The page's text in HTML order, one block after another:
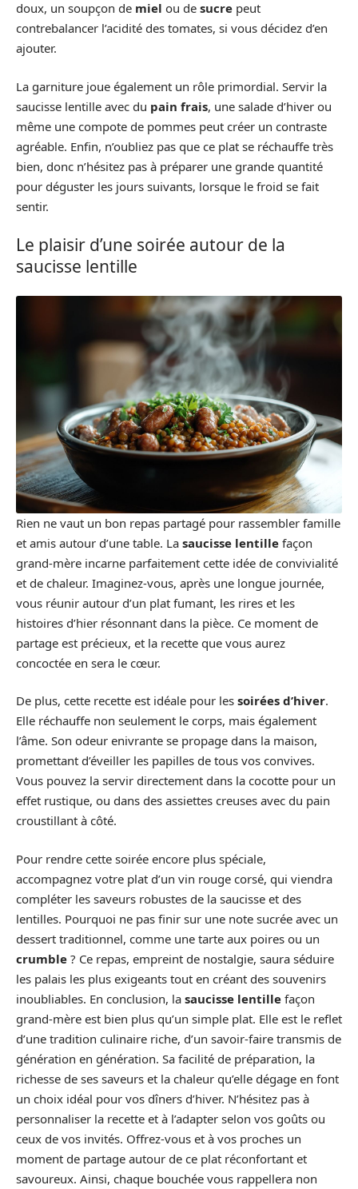
doux, un soupçon de miel ou de sucre peut
contrebalancer l’acidité des tomates, si vous décidez d’en
ajouter.
La garniture joue également un rôle primordial. Servir la
saucisse lentille avec du pain frais, une salade d’hiver ou
même une compote de pommes peut créer un contraste
agréable. Enfin, n’oubliez pas que ce plat se réchauffe très
bien, donc n’hésitez pas à préparer une grande quantité
pour déguster les jours suivants, lorsque le froid se fait
sentir.
Le plaisir d’une soirée autour de la
saucisse lentille
Rien ne vaut un bon repas partagé pour rassembler famille
et amis autour d’une table. La saucisse lentille façon
grand-mère incarne parfaitement cette idée de convivialité
et de chaleur. Imaginez-vous, après une longue journée,
vous réunir autour d’un plat fumant, les rires et les
histoires d’hier résonnant dans la pièce. Ce moment de
partage est précieux, et la recette que vous aurez
concoctée en sera le cœur.
De plus, cette recette est idéale pour les soirées d’hiver.
Elle réchauffe non seulement le corps, mais également
l’âme. Son odeur enivrante se propage dans la maison,
promettant d’éveiller les papilles de tous vos convives.
Vous pouvez la servir directement dans la cocotte pour un
effet rustique, ou dans des assiettes creuses avec du pain
croustillant à côté.
Pour rendre cette soirée encore plus spéciale,
accompagnez votre plat d’un vin rouge corsé, qui viendra
compléter les saveurs robustes de la saucisse et des
lentilles. Pourquoi ne pas finir sur une note sucrée avec un
dessert traditionnel, comme une tarte aux poires ou un
crumble ? Ce repas, empreint de nostalgie, saura séduire
les palais les plus exigeants tout en créant des souvenirs
inoubliables. En conclusion, la saucisse lentille façon
grand-mère est bien plus qu’un simple plat. Elle est le reflet
d’une tradition culinaire riche, d’un savoir-faire transmis de
génération en génération. Sa facilité de préparation, la
richesse de ses saveurs et la chaleur qu’elle dégage en font
un choix idéal pour vos dîners d’hiver. N’hésitez pas à
personnaliser la recette et à l’adapter selon vos goûts ou
ceux de vos invités. Offrez-vous et à vos proches un
moment de partage autour de ce plat réconfortant et
savoureux. Ainsi, chaque bouchée vous rappellera non